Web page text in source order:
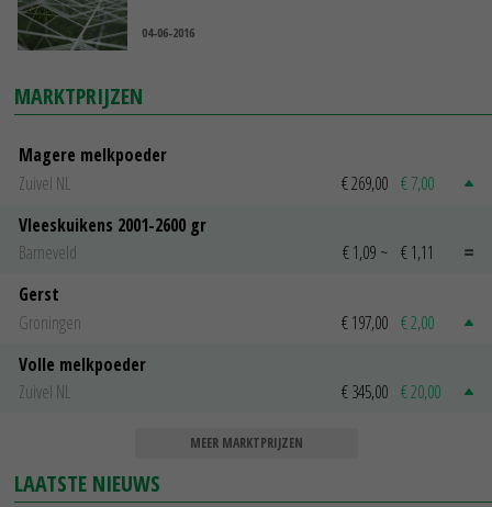
04-06-2016
MARKTPRIJZEN
Magere melkpoeder
Zuivel NL
€ 269,00 € 7,00
Vleeskuikens 2001-2600 gr
Barneveld
€ 1,09 ~ € 1,11
Gerst
Groningen
€ 197,00 € 2,00
Volle melkpoeder
Zuivel NL
€ 345,00 € 20,00
MEER MARKTPRIJZEN
LAATSTE NIEUWS